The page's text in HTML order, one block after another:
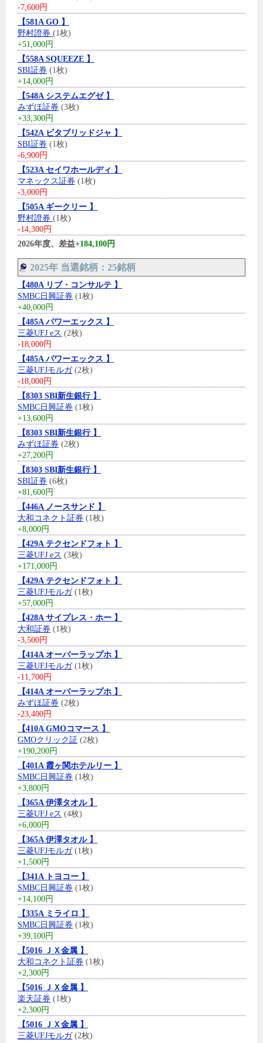
-7,600円
【581A GO 】
野村證券 (1枚)
+51,000円
【558A SQUEEZE 】
SBI証券 (1枚)
+14,000円
【548A システムエグゼ 】
みずほ証券 (3枚)
+33,300円
【542A ビタブリッドジャ 】
SBI証券 (1枚)
-6,900円
【523A セイワホールディ 】
マネックス証券 (1枚)
-3,000円
【505A ギークリー 】
野村證券 (1枚)
-14,300円
2026年度、差益+184,100円
2025年 当選銘柄：25銘柄
【480A リブ・コンサルテ 】
SMBC日興証券 (1枚)
+40,000円
【485A パワーエックス 】
三菱UFJ eス (2枚)
-18,000円
【485A パワーエックス 】
三菱UFJモルガ(2枚)
-18,000円
【8303 SBI新生銀行 】
SMBC日興証券 (1枚)
+13,600円
【8303 SBI新生銀行 】
みずほ証券 (2枚)
+27,200円
【8303 SBI新生銀行 】
SBI証券 (6枚)
+81,600円
【446A ノースサンド 】
大和コネクト証券 (1枚)
+8,000円
【429A テクセンドフォト 】
三菱UFJ eス (3枚)
+171,000円
【429A テクセンドフォト 】
三菱UFJモルガ(1枚)
+57,000円
【428A サイプレス・ホー 】
大和証券 (1枚)
-3,500円
【414A オーバーラップホ 】
三菱UFJモルガ(1枚)
-11,700円
【414A オーバーラップホ 】
みずほ証券 (2枚)
-23,400円
【410A GMOコマース 】
GMOクリック証 (2枚)
+190,200円
【401A 霞ヶ関ホテルリー 】
SMBC日興証券 (1枚)
+3,800円
【365A 伊澤タオル 】
三菱UFJ eス (4枚)
+6,000円
【365A 伊澤タオル 】
三菱UFJモルガ(1枚)
+1,500円
【341A トヨコー 】
SMBC日興証券 (1枚)
+14,100円
【335A ミライロ 】
SMBC日興証券 (1枚)
+39,100円
【5016 ＪＸ金属 】
大和コネクト証券 (1枚)
+2,300円
【5016 ＪＸ金属 】
楽天証券 (1枚)
+2,300円
【5016 ＪＸ金属 】
三菱UFJモルガ(2枚)